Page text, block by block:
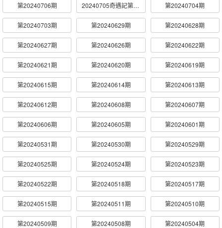
第20240706期 20240705奇遇記第10期 第20240704期
第20240703期 第20240629期 第20240628期
第20240627期 第20240626期 第20240622期
第20240621期 第20240620期 第20240619期
第20240615期 第20240614期 第20240613期
第20240612期 第20240608期 第20240607期
第20240606期 第20240605期 第20240601期
第20240531期 第20240530期 第20240529期
第20240525期 第20240524期 第20240523期
第20240522期 第20240518期 第20240517期
第20240515期 第20240511期 第20240510期
第20240509期 第20240508期 第20240504期